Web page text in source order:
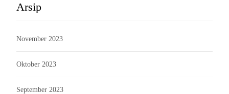
Arsip
November 2023
Oktober 2023
September 2023